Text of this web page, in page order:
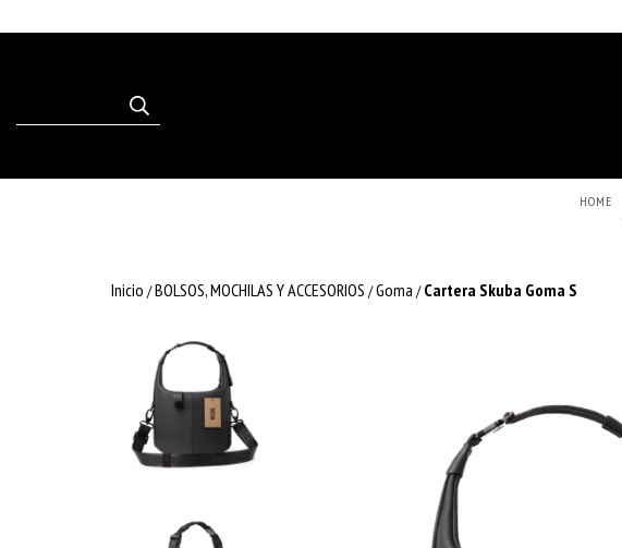
HOME
Inicio /BOLSOS, MOCHILAS Y ACCESORIOS /Goma / Cartera Skuba Goma S